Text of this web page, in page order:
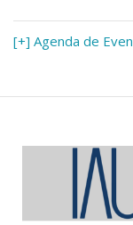
[+] Agenda de